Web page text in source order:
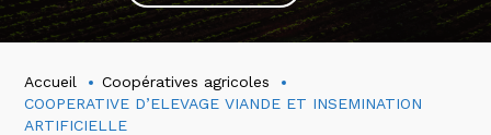
Accueil
Coopératives agricoles
COOPERATIVE D’ELEVAGE VIANDE ET INSEMINATION
ARTIFICIELLE